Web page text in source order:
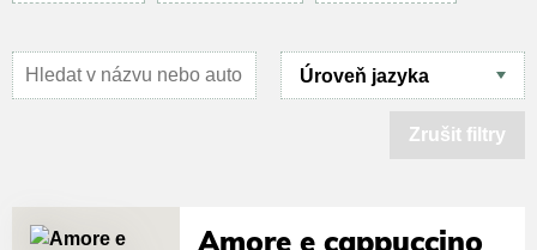
Úroveň jazyka
Zrušit filtry
Amore e cappuccino